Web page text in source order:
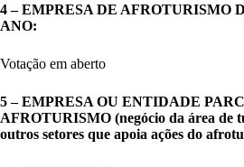
4 – EMPRESA DE AFROTURISMO
ANO:
Votação em aberto
5 – EMPRESA OU ENTIDADE
AFROTURISMO (negócio da área de
outros setores que apoia ações do